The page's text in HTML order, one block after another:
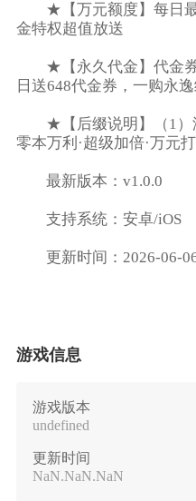
★【万元额度】每日
金特权超值放送
★【永久代金】代金
日送648代金券，一购永
★【后缀说明】（1）
零本万利·超级加倍·万元
最新版本：v1.0.0
支持系统：安卓/iOS
更新时间：2026-06-
游戏信息
游戏版本
undefined
更新时间
NaN.NaN.NaN